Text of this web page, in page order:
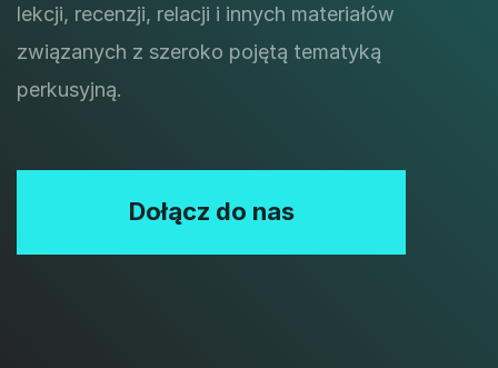
lekcji, recenzji, relacji i innych materiałów
związanych z szeroko pojętą tematyką
perkusyjną.
Dołącz do nas